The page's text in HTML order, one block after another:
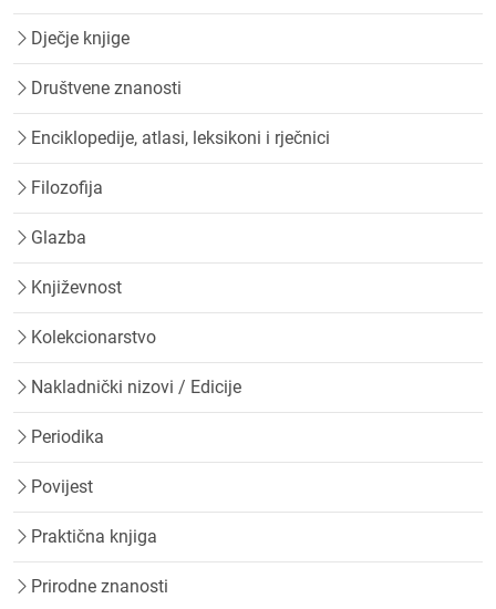
Dječje knjige
Društvene znanosti
Enciklopedije, atlasi, leksikoni i rječnici
Filozofija
Glazba
Književnost
Kolekcionarstvo
Nakladnički nizovi / Edicije
Periodika
Povijest
Praktična knjiga
Prirodne znanosti